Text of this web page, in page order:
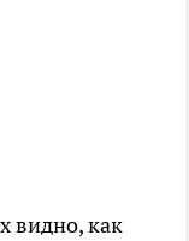
видно, как